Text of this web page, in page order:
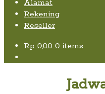
Alamat
Rekening
Reseller
Rp 0,00 0 items